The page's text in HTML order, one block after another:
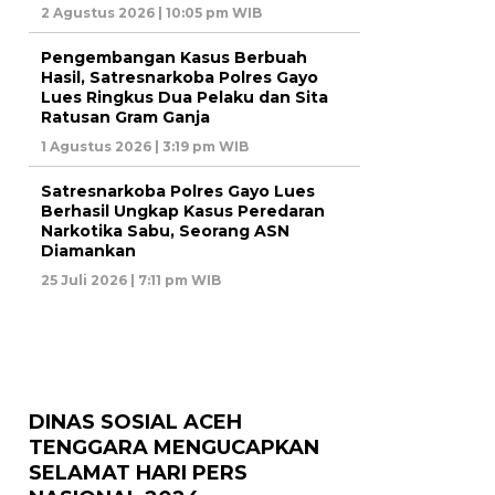
2 Agustus 2026 | 10:05 pm WIB
Pengembangan Kasus Berbuah
Hasil, Satresnarkoba Polres Gayo
Lues Ringkus Dua Pelaku dan Sita
Ratusan Gram Ganja
1 Agustus 2026 | 3:19 pm WIB
Satresnarkoba Polres Gayo Lues
Berhasil Ungkap Kasus Peredaran
Narkotika Sabu, Seorang ASN
Diamankan
25 Juli 2026 | 7:11 pm WIB
DINAS SOSIAL ACEH
TENGGARA MENGUCAPKAN
SELAMAT HARI PERS